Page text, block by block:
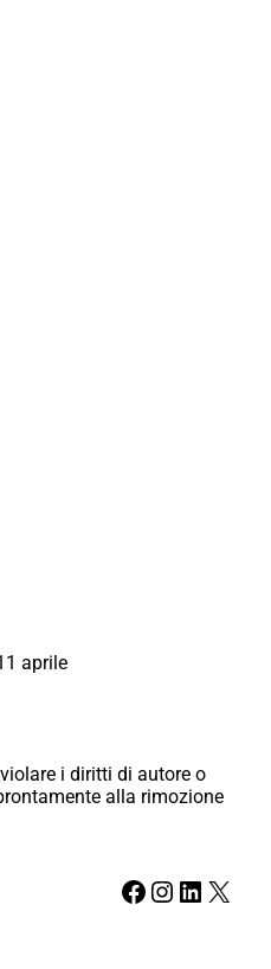
aprile
i diritti di autore o
alla rimozione
Facebook Instagram LinkedIn X